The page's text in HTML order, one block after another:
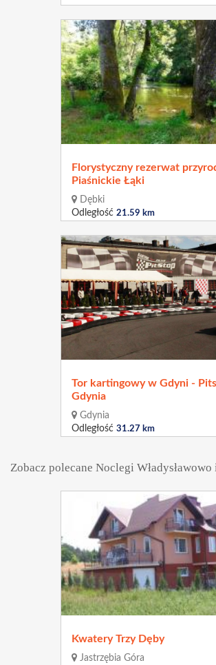
Florystyczny rezerwat
Piaśnickie Łąki
Dębki
Odległość 21.59 km
Tor kartingowy w Gdyni -
Gdynia
Gdynia
Odległość 31.27 km
Zobacz polecane Noclegi
Kwatery Trzy Dęby
Jastrzębia Góra